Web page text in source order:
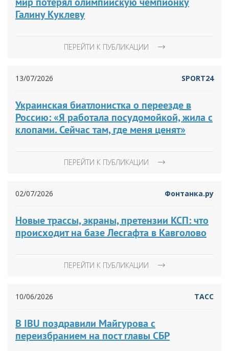
Галину Куклеву
ПЕРЕЙТИ К ПУБЛИКАЦИИ
13/07/2026 SPORT24
Украинская биатлонистка о переезде в
Россию: «Я работала посудомойкой, жила с
клопами. Сейчас там, где меня ценят»
ПЕРЕЙТИ К ПУБЛИКАЦИИ
02/07/2026 Фонтанка.ру
Новые трассы, экраны, претензии КСП: что
происходит на базе Лесгафта в Кавголово
ПЕРЕЙТИ К ПУБЛИКАЦИИ
10/06/2026 ТАСС
В IBU поздравили Майгурова с
переизбранием на пост главы СБР